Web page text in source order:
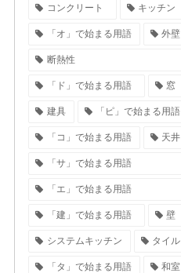
コンクリート キッチン
「オ」で始まる用語 外壁
断熱性
「ド」で始まる用語 窓
建具 「ピ」で始まる用語
「コ」で始まる用語 天井
「サ」で始まる用語
「エ」で始まる用語
「建」で始まる用語 壁
システムキッチン タイル
「タ」で始まる用語 和室